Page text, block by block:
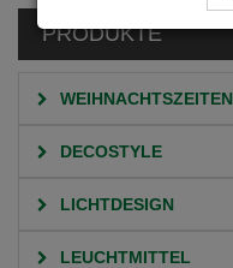
PRODUKTE
WEIHNACHTSZEITEN
DECOSTYLE
LICHTDESIGN
LEUCHTMITTEL